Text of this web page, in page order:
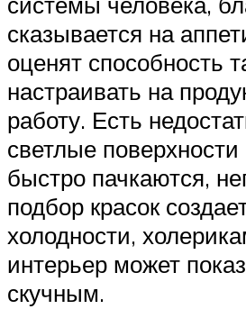
сказывается на
оценят способность
настраивать на
работу. Есть
светлые
быстро пачкаются,
подбор красок
холодности,
интерьер может
скучным.